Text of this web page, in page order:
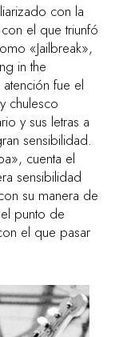
con la
el que triunfó
«Jailbreak»,
in the
fue el
chulesco
y sus letras a
sensibilidad.
cuenta el
sensibilidad
su manera de
punto de
el que pasar